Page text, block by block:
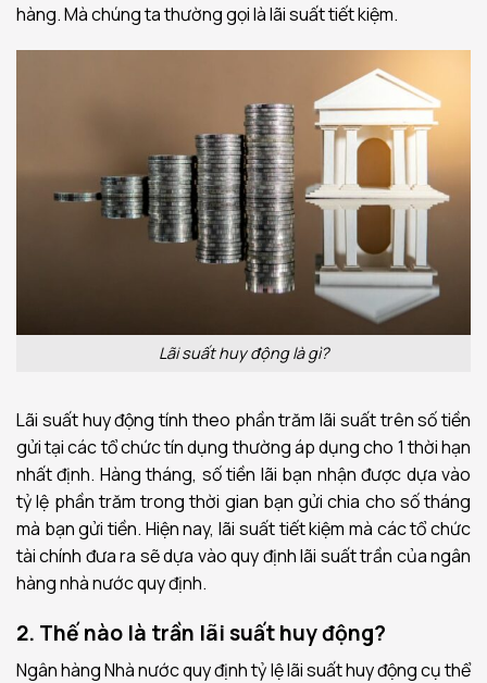
hàng. Mà chúng ta thường gọi là lãi suất tiết kiệm.
Lãi suất huy động là gì?
Lãi suất huy động tính theo phần trăm lãi suất trên số tiền
gửi tại các tổ chức tín dụng thường áp dụng cho 1 thời hạn
nhất định. Hàng tháng, số tiền lãi bạn nhận được dựa vào
tỷ lệ phần trăm trong thời gian bạn gửi chia cho số tháng
mà bạn gửi tiền. Hiện nay, lãi suất tiết kiệm mà các tổ chức
tài chính đưa ra sẽ dựa vào quy định lãi suất trần của ngân
hàng nhà nước quy định.
2. Thế nào là trần lãi suất huy động?
Ngân hàng Nhà nước quy định tỷ lệ lãi suất huy động cụ thể